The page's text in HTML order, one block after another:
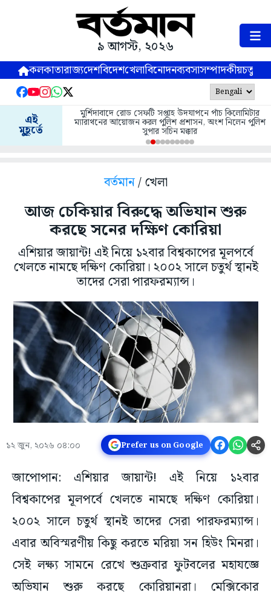
৯ আগস্ট, ২০২৬
কলকাতারাজ্যদেশবিদেশখেলাবিনোদনব্যবসাসম্পাদকীয়
এই
মুহূর্তে
মুর্শিদাবাদে রোড সেফটি সপ্তাহ উদযাপনে পাঁচ কিলোমিটার
ম্যারাথনের আয়োজন করল পুলিশ প্রশাসন, অংশ নিলেন পুলিশ
সুপার সচিন মক্কার
বর্তমান/ খেলা
আজ চেকিয়ার বিরুদ্ধে অভিযান শুরু
করছে সনের দক্ষিণ কোরিয়া
এশিয়ার জায়ান্ট! এই নিয়ে ১২বার বিশ্বকাপের মূলপর্বে
খেলতে নামছে দক্ষিণ কোরিয়া। ২০০২ সালে চতুর্থ স্থানই
তাদের সেরা পারফরম্যান্স।
১২ জুন, ২০২৬ ০৪:০০ Prefer us on Google
জাপোপান: এশিয়ার জায়ান্ট! এই নিয়ে ১২বার
বিশ্বকাপের মূলপর্বে খেলতে নামছে দক্ষিণ কোরিয়া।
২০০২ সালে চতুর্থ স্থানই তাদের সেরা পারফরম্যান্স।
এবার অবিস্মরণীয় কিছু করতে মরিয়া সন হিউং মিনরা।
সেই লক্ষ্য সামনে রেখে শুক্রবার ফুটবলের মহাযজ্ঞে
অভিযান শুরু করছে কোরিয়ানরা। মেক্সিকোর